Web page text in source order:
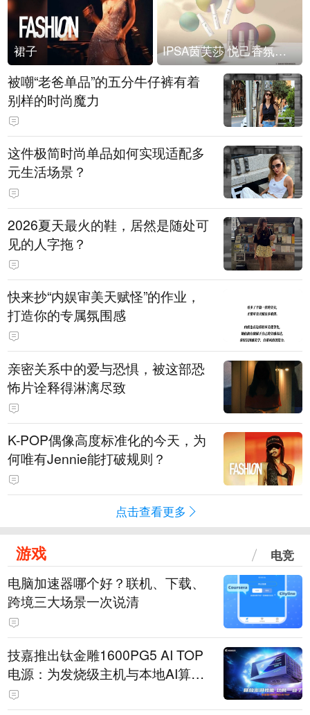
裙子 IPSA茵芙莎 悦己香氛凝露上市
被嘲“老爸单品”的五分牛仔裤有着
别样的时尚魔力
这件极简时尚单品如何实现适配多
元生活场景？
2026夏天最火的鞋，居然是随处可
见的人字拖？
快来抄“内娱审美天赋怪”的作业，
打造你的专属氛围感
亲密关系中的爱与恐惧，被这部恐
怖片诠释得淋漓尽致
K-POP偶像高度标准化的今天，为
何唯有Jennie能打破规则？
点击查看更多
游戏 电竞
电脑加速器哪个好？联机、下载、
跨境三大场景一次说清
技嘉推出钛金雕1600PG5 AI TOP
电源：为发烧级主机与本地AI算力
打造旗舰供电方案